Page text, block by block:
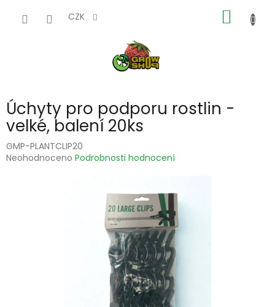
CZK
KOŠÍK
Úchyty pro podporu rostlin -
velké, balení 20ks
GMP-PLANTCLIP20
Průměrné
Neohodnoceno Podrobnosti hodnocení